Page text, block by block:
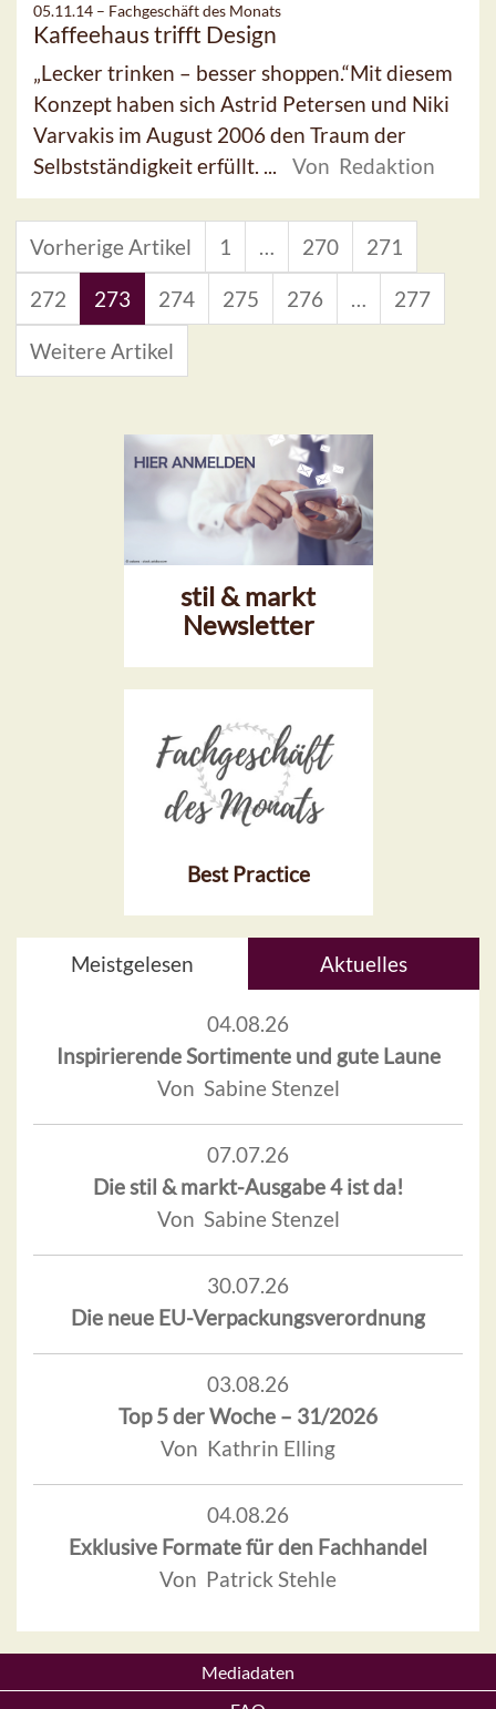
05.11.14 – Fachgeschäft des Monats
Kaffeehaus trifft Design
„Lecker trinken – besser shoppen.“Mit diesem
Konzept haben sich Astrid Petersen und Niki
Varvakis im August 2006 den Traum der
Selbstständigkeit erfüllt. ...
Von Redaktion
Vorherige Artikel 1 … 270 271
272 273 274 275 276 … 277
Weitere Artikel
stil & markt
Newsletter
Best Practice
Meistgelesen Aktuelles
04.08.26
Inspirierende Sortimente und gute Laune
Von Sabine Stenzel
07.07.26
Die stil & markt-Ausgabe 4 ist da!
Von Sabine Stenzel
30.07.26
Die neue EU-Verpackungsverordnung
03.08.26
Top 5 der Woche – 31/2026
Von Kathrin Elling
04.08.26
Exklusive Formate für den Fachhandel
Von Patrick Stehle
Mediadaten